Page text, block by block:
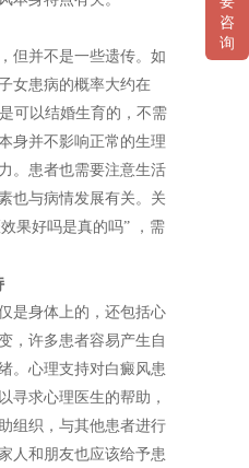
但并不是一些遗传。如
女患病的概率大约在
可以结婚生育的，不需
身并不影响正常的生理
。患者也需要注意生活
也与病情发展有关。关
果好吗是真的吗” ，需
是身体上的，还包括心
，许多患者容易产生自
。心理支持对白癜风患
寻求心理医生的帮助，
组织，与其他患者进行
人和朋友也应该给予患
咨
询